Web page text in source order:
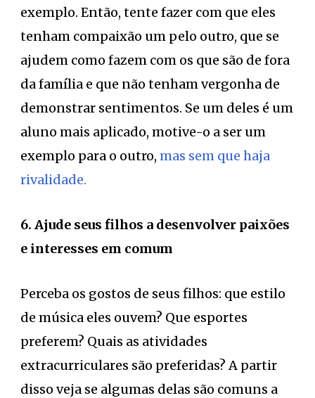
exemplo. Então, tente fazer com que eles
tenham compaixão um pelo outro, que se
ajudem como fazem com os que são de fora
da família e que não tenham vergonha de
demonstrar sentimentos. Se um deles é um
aluno mais aplicado, motive-o a ser um
exemplo para o outro, mas sem que haja
rivalidade.
6. Ajude seus filhos a desenvolver paixões
e interesses em comum
Perceba os gostos de seus filhos: que estilo
de música eles ouvem? Que esportes
preferem? Quais as atividades
extracurriculares são preferidas? A partir
disso veja se algumas delas são comuns a